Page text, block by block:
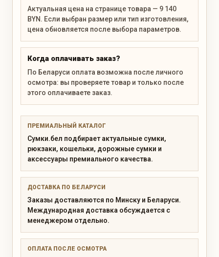
Актуальная цена на странице товара — 9 140
BYN. Если выбран размер или тип изготовления,
цена обновляется после выбора параметров.
Когда оплачивать заказ?
По Беларуси оплата возможна после личного
осмотра: вы проверяете товар и только после
этого оплачиваете заказ.
ПРЕМИАЛЬНЫЙ КАТАЛОГ
Сумки.бел подбирает актуальные сумки,
рюкзаки, кошельки, дорожные сумки и
аксессуары премиального качества.
ДОСТАВКА ПО БЕЛАРУСИ
Заказы доставляются по Минску и Беларуси.
Международная доставка обсуждается с
менеджером отдельно.
ОПЛАТА ПОСЛЕ ОСМОТРА